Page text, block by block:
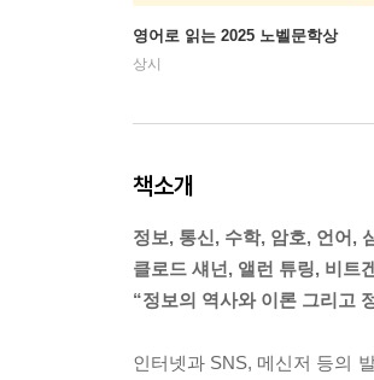
영어로 읽는 2025 노벨문학상
상시
책소개
정보, 통신, 수학, 암호, 언어,
클로드 섀넌, 앨런 튜링, 비트
“정보의 역사와 이론 그리고
인터넷과 SNS, 메신저 등의